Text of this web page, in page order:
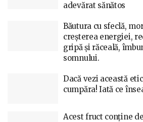
adevărat sănătos
Băutura cu sfeclă,
creșterea energiei,
gripă și răceală,
somnului.
Dacă vezi această
cumpăra! Iată ce
Acest fruct conține